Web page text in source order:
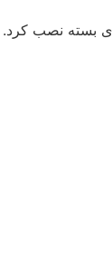
این دستگاه‌ها را